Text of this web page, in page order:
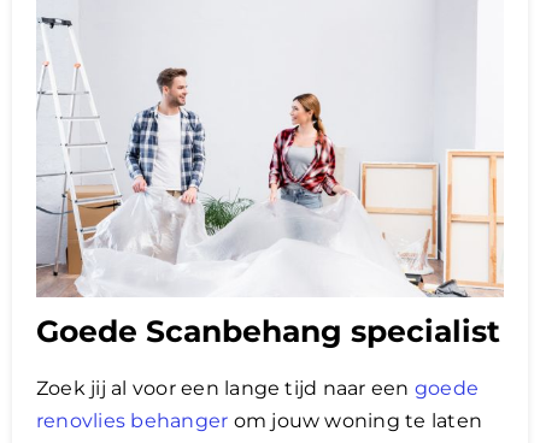
Goede Scanbehang specialist
Zoek jij al voor een lange tijd naar een goede
renovlies behanger om jouw woning te laten